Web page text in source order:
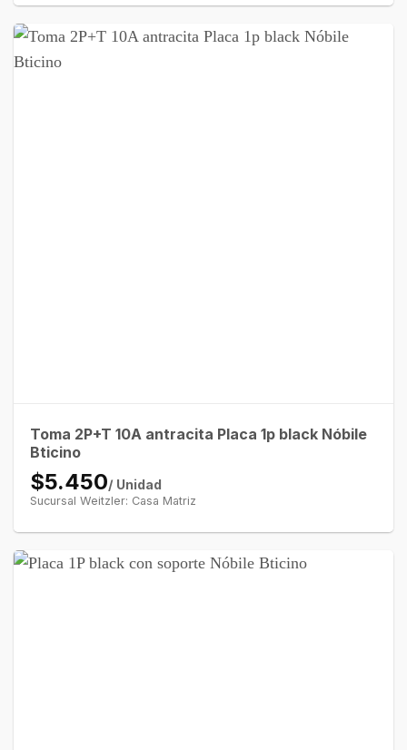
Toma 2P+T 10A antracita Placa 1p black Nóbile
Bticino
$5.450/ Unidad
Sucursal Weitzler: Casa Matriz